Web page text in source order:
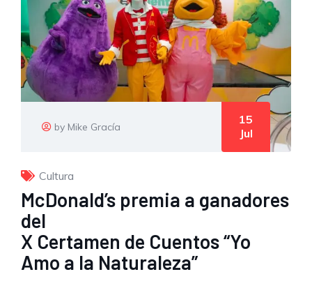
by Mike Gracía
15
Jul
Cultura
McDonald’s premia a ganadores
del
X Certamen de Cuentos “Yo
Amo a la Naturaleza”